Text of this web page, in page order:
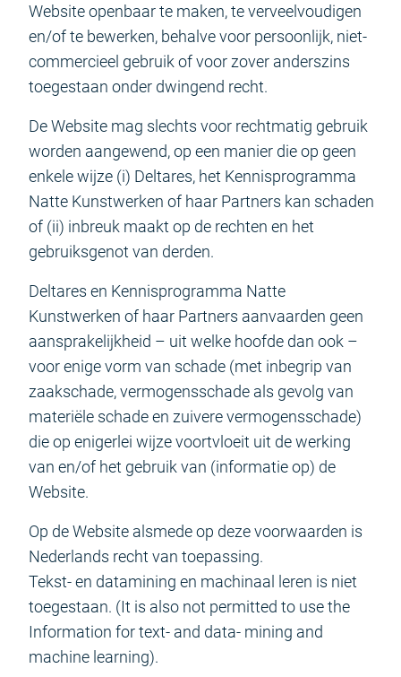
Website openbaar te maken, te verveelvoudigen
en/of te bewerken, behalve voor persoonlijk, niet-
commercieel gebruik of voor zover anderszins
toegestaan onder dwingend recht.
De Website mag slechts voor rechtmatig gebruik
worden aangewend, op een manier die op geen
enkele wijze (i) Deltares, het Kennisprogramma
Natte Kunstwerken of haar Partners kan schaden
of (ii) inbreuk maakt op de rechten en het
gebruiksgenot van derden.
Deltares en Kennisprogramma Natte
Kunstwerken of haar Partners aanvaarden geen
aansprakelijkheid – uit welke hoofde dan ook –
voor enige vorm van schade (met inbegrip van
zaakschade, vermogensschade als gevolg van
materiële schade en zuivere vermogensschade)
die op enigerlei wijze voortvloeit uit de werking
van en/of het gebruik van (informatie op) de
Website.
Op de Website alsmede op deze voorwaarden is
Nederlands recht van toepassing.
Tekst- en datamining en machinaal leren is niet
toegestaan. (It is also not permitted to use the
Information for text- and data- mining and
machine learning).